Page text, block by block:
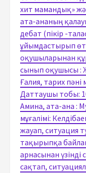
хит мамандық»
ата-ананың
дебат (пікір -
ұйымдастырып
оқушыларынан
сынып оқушысы :
Ғалия, тарих пәні
Даттаушы тобы:
Амина, ата-ана :
мұғалімі:
жауап, ситуация
тақырыпқа
арнасынан үзінді
сақтап,